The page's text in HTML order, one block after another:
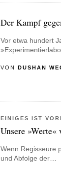
Der Kampf
Vor etwa hundert
VON DUSHAN
EINIGES IST
Unsere
Wenn Regisseure
und Abfolge der…